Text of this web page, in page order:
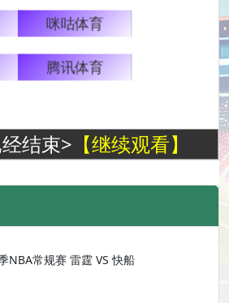
咪咕体育
腾讯体育
结束> 【继续观看】
NBA常规赛 雷霆 VS 快船